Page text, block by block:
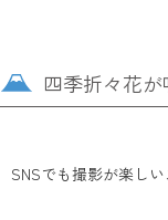
四季折々花
SNSでも撮影が楽し